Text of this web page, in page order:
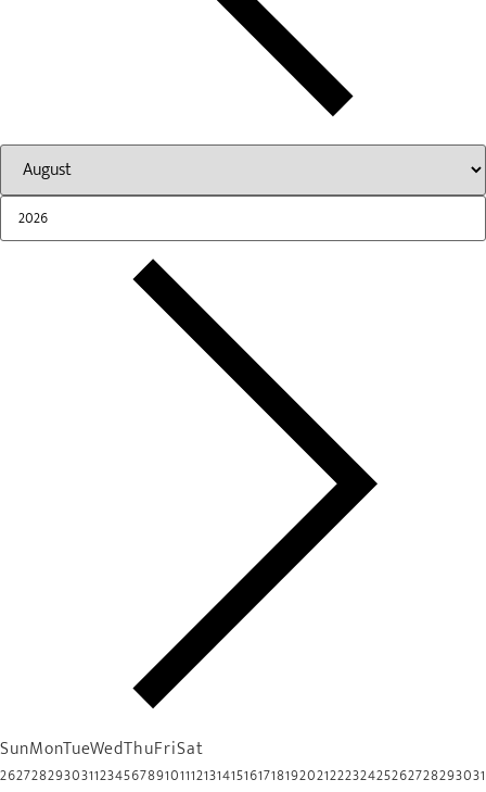
SunMonTueWedThuFriSat
26272829303112345678910111213141516171819202122232425262728293031